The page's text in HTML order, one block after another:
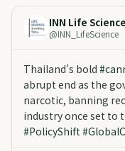
INN Life Science
@INN_LifeScience
Thailand's bold #
abrupt end as the
narcotic, banning
industry once set to
#PolicyShift #